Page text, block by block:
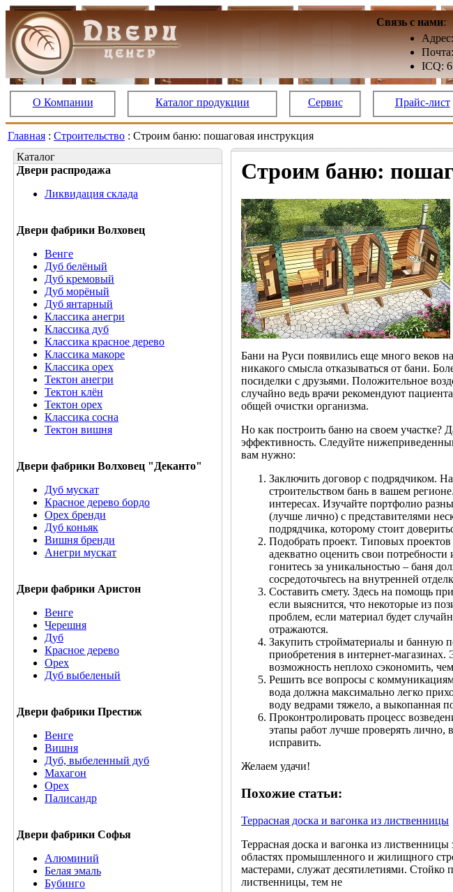
Связь с нами:
ICQ:
О Компании Каталог продукции Сервис Прайс-лист
Главная : Строительство : Строим баню: пошаговая инструкция
Каталог
Двери распродажа
Ликвидация склада
Двери фабрики Волховец
Венге
Дуб белёный
Дуб кремовый
Дуб морёный
Дуб янтарный
Классика анегри
Классика дуб
Классика красное дерево
Классика макоре
Классика орех
Тектон анегри
Тектон клён
Тектон орех
Классика сосна
Тектон вишня
Двери фабрики Волховец "Деканто"
Дуб мускат
Красное дерево бордо
Орех бренди
Дуб коньяк
Вишня бренди
Анегри мускат
Двери фабрики Аристон
Венге
Черешня
Дуб
Красное дерево
Орех
Дуб выбеленый
Двери фабрики Престиж
Венге
Вишня
Дуб, выбеленный дуб
Махагон
Орех
Палисандр
Двери фабрики Софья
Алюминий
Белая эмаль
Бубинго
Строим баню:
Бани на Руси появились еще много веков
никакого смысла отказываться от бани.
посиделки с друзьями. Положительное
случайно ведь врачи рекомендуют
общей очистки организма.
Но как построить баню на своем участке?
эффективность. Следуйте
вам нужно:
Заключить договор с подрядчиком.
строительством бань в вашем
интересах. Изучайте портфолио
(лучше лично) с представителями
подрядчика, которому стоит
Подобрать проект. Типовых проектов
адекватно оценить свои
гонитесь за уникальностью – баня
сосредоточьтесь на внутренней
Составить смету. Здесь на помощь
если выяснится, что некоторые из
проблем, если материал будет
отражаются.
Закупить стройматериалы и банную
приобретения в интернет-
возможность неплохо сэкономить,
Решить все вопросы с
вода должна максимально легко
воду ведрами тяжело, а выкопанная
Проконтролировать процесс
этапы работ лучше проверять
исправить.
Желаем удачи!
Похожие статьи:
Террасная доска и вагонка из лиственницы
Террасная доска и вагонка из
областях промышленного и жилищного
мастерами, служат десятилетиями. Стойко
лиственницы, тем не